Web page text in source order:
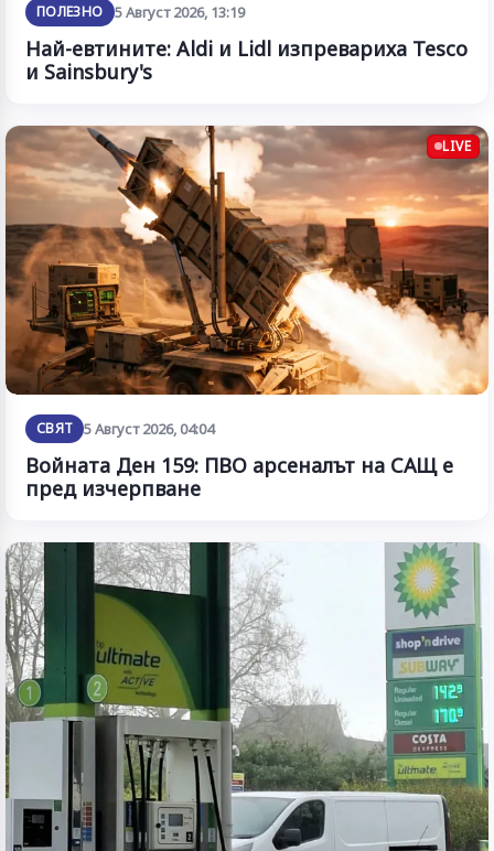
ПОЛЕЗНО 5 Август 2026, 13:19
Най-евтините: Aldi и Lidl изпревариха Tesco
и Sainsbury's
LIVE
СВЯТ 5 Август 2026, 04:04
Войната Ден 159: ПВО арсеналът на САЩ е
пред изчерпване